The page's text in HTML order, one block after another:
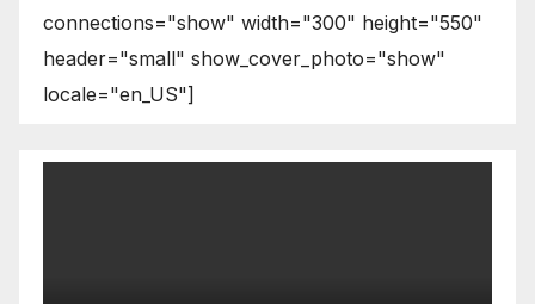
connections="show" width="300" height="550"
header="small" show_cover_photo="show"
locale="en_US"]